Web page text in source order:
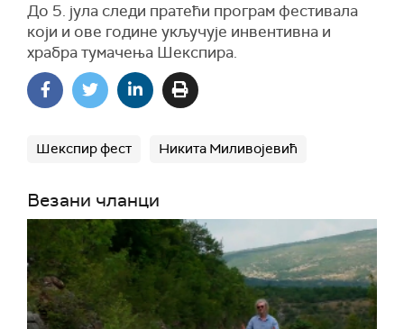
До 5. јула следи пратећи програм фестивала
који и ове године укључује инвентивна и
храбра тумачења Шекспира.
Шекспир фест Никита Миливојевић
Везани чланци